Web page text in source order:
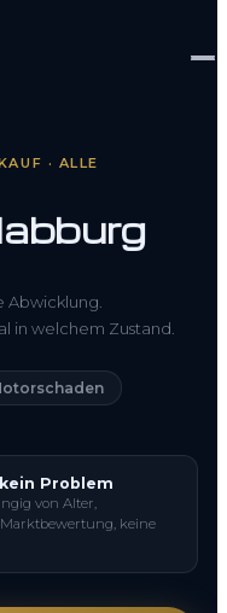
· ALLE
Abwicklung.
in welchem Zustand.
Problem
von Alter,
keine